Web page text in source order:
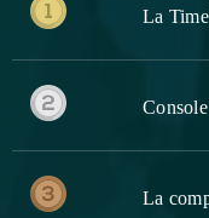
La
La